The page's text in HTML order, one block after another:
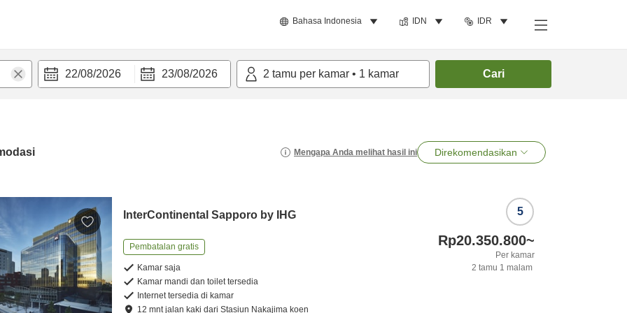
Bahasa Indonesia IDN IDR
22/08/2026 23/08/2026 2 tamu per kamar • 1 kamar Cari
Mengapa Anda melihat hasil ini Direkomendasikan
InterContinental Sapporo by IHG
Pembatalan gratis
Kamar saja
Kamar mandi dan toilet tersedia
Internet tersedia di kamar
12 mntjalan kaki dariStasiun Nakajima koen
5
Rp20.350.800~
Per kamar
2 tamu 1 malam